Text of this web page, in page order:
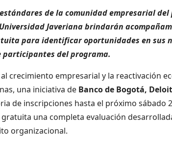
de la comunidad empresarial
Javeriana brindarán
para identificar oportunidades en sus
del programa.
crecimiento empresarial y la reactivación
una iniciativa de Banco de Bogotá,
de inscripciones hasta el próximo sábado
una completa evaluación
organizacional.